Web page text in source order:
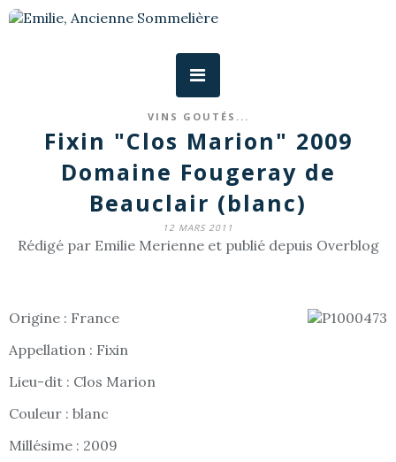
VINS GOUTÉS...
Fixin "Clos Marion" 2009
Domaine Fougeray de
Beauclair (blanc)
12 MARS 2011
Rédigé par Emilie Merienne et publié depuis Overblog
Origine : France
Appellation : Fixin
Lieu-dit : Clos Marion
Couleur : blanc
Millésime : 2009